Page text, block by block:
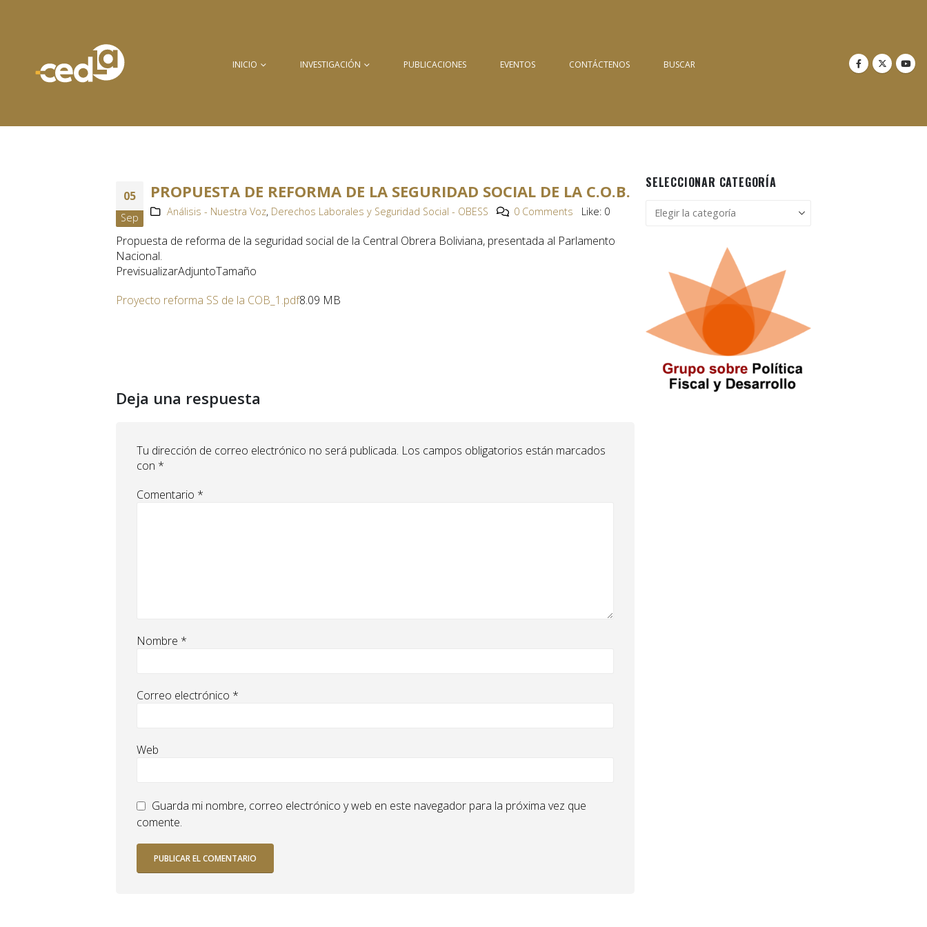
INICIO INVESTIGACIÓN PUBLICACIONES EVENTOS CONTÁCTENOS BUSCAR
05
Sep
PROPUESTA DE REFORMA DE LA SEGURIDAD SOCIAL DE LA C.O.B.
Análisis - Nuestra Voz, Derechos Laborales y Seguridad Social - OBESS 0 Comments Like: 0
Propuesta de reforma de la seguridad social de la Central Obrera Boliviana, presentada al Parlamento
Nacional.
PrevisualizarAdjuntoTamaño
Proyecto reforma SS de la COB_1.pdf8.09 MB
Deja una respuesta
Tu dirección de correo electrónico no será publicada. Los campos obligatorios están marcados
con *
Comentario *
Nombre *
Correo electrónico *
Web
Guarda mi nombre, correo electrónico y web en este navegador para la próxima vez que
comente.
SELECCIONAR CATEGORÍA
Seleccionar
categoría